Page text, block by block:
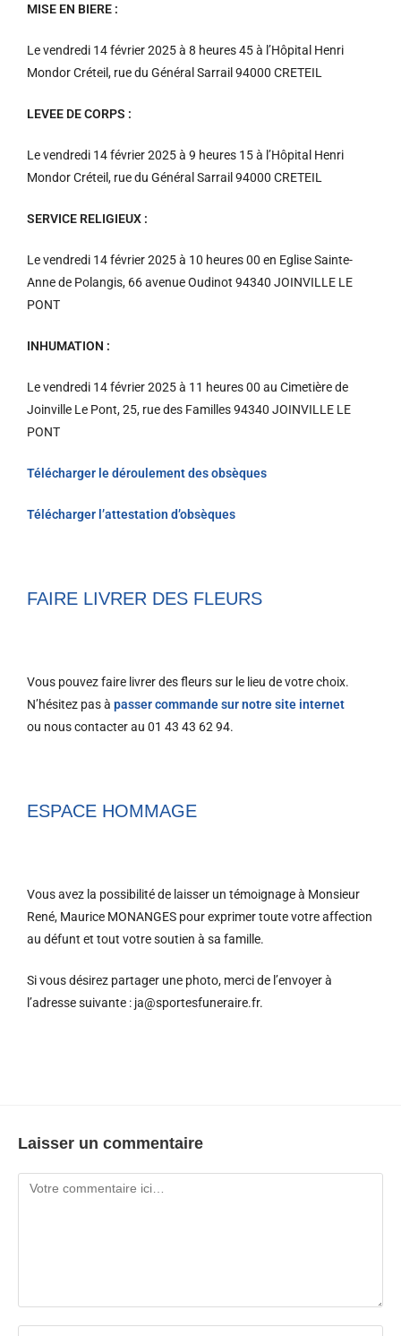
MISE EN BIERE :
Le vendredi 14 février 2025 à 8 heures 45 à l’Hôpital Henri
Mondor Créteil, rue du Général Sarrail 94000 CRETEIL
LEVEE DE CORPS :
Le vendredi 14 février 2025 à 9 heures 15 à l’Hôpital Henri
Mondor Créteil, rue du Général Sarrail 94000 CRETEIL
SERVICE RELIGIEUX :
Le vendredi 14 février 2025 à 10 heures 00 en Eglise Sainte-
Anne de Polangis, 66 avenue Oudinot 94340 JOINVILLE LE
PONT
INHUMATION :
Le vendredi 14 février 2025 à 11 heures 00 au Cimetièrede
Joinville Le Pont,25, rue des Familles94340 JOINVILLE LE
PONT
Télécharger le déroulement des obsèques
Télécharger l’attestation d’obsèques
FAIRE LIVRER DES FLEURS
Vous pouvez faire livrer des fleurs sur le lieu de votre choix.
N’hésitez pas à passer commande sur notre site internet
ou nous contacter au 01 43 43 62 94.
ESPACE HOMMAGE
Vous avez la possibilité de laisser un témoignage à Monsieur
René, Maurice MONANGES pour exprimer toute votre affection
au défunt et tout votre soutien à sa famille.
Si vous désirez partager une photo, merci de l’envoyer à
l’adresse suivante : ja@sportesfuneraire.fr.
Laisser un commentaire